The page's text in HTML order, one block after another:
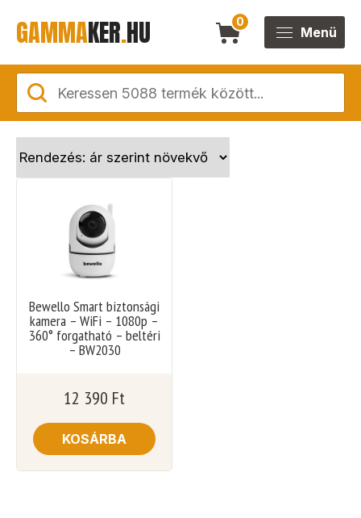
GAMMAKER.HU 0
Menü
Bewello Smart biztonsági
kamera – WiFi – 1080p –
360° forgatható – beltéri
– BW2030
12 390 Ft
KOSÁRBA